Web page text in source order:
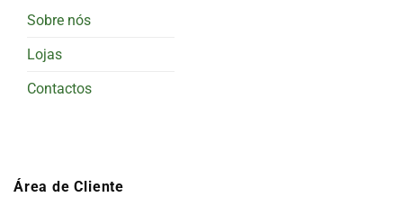
Sobre nós
Lojas
Contactos
Área de Cliente